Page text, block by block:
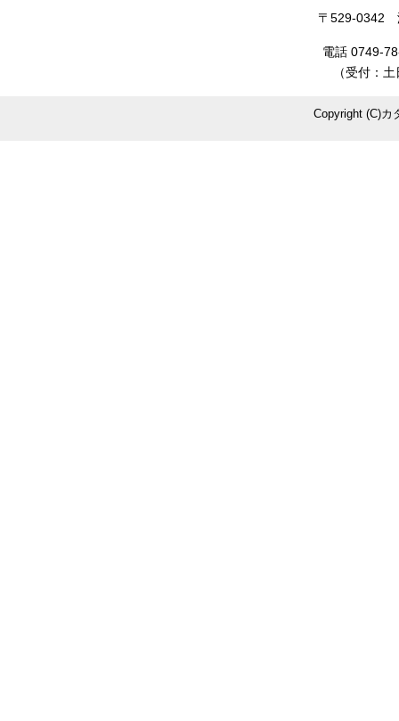
〒529-0342
電話 0749-
（受付：
Copyright (C)カ